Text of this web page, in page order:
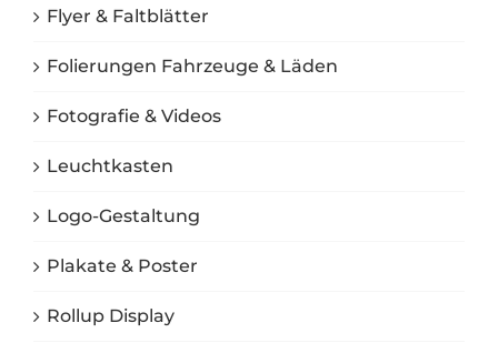
Flyer & Faltblätter
Folierungen Fahrzeuge & Läden
Fotografie & Videos
Leuchtkasten
Logo-Gestaltung
Plakate & Poster
Rollup Display